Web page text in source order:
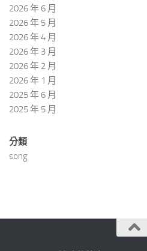
2026 年 6 月
2026 年 5 月
2026 年 4 月
2026 年 3 月
2026 年 2 月
2026 年 1 月
2025 年 6 月
2025 年 5 月
分類
song